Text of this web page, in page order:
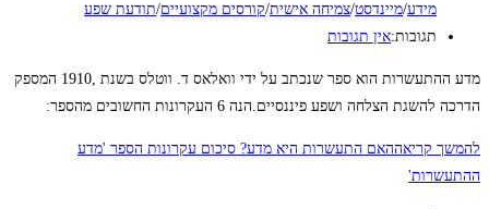
מידע/מיינדסט/צמיחה אישית/קורסים מקצועיים/תודעת שפע
תגובות:אין תגובות
מדע ההתעשרות הוא ספר שנכתב על ידי וואלאס ד. ווטלס בשנת ,1910 המספק
הדרכה להשגת הצלחה ושפע פיננסיים.הנה 6 העקרונות החשובים מהספר:
להמשך קריאההאם התעשרות היא מדע? סיכום עקרונות הספר 'מדע
ההתעשרות'